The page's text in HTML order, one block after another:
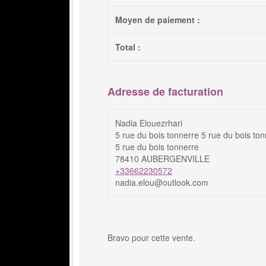
Moyen de paiement :
Total :
Adresse de facturation
Nadia Elouezrhari
5 rue du bois tonnerre 5 rue du bois
5 rue du bois tonnerre
78410 AUBERGENVILLE
+33662230572
nadia.elou@outlook.com
Bravo pour cette vente.